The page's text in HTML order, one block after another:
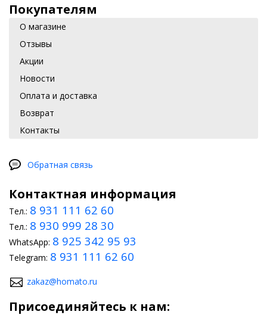
Покупателям
О магазине
Отзывы
Акции
Новости
Оплата и доставка
Возврат
Контакты
Обратная связь
Контактная информация
Тел.: 8 931 111 62 60
Тел.: 8 930 999 28 30
WhatsApp: 8 925 342 95 93
Telegram: 8 931 111 62 60
zakaz@homato.ru
Присоединяйтесь к нам: